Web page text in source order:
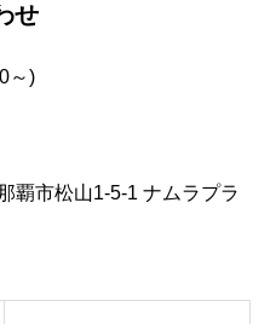
せ
～)
覇市松山1-5-1 ナムラプラ